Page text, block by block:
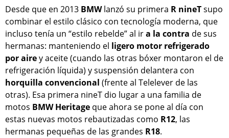
Desde que en 2013 BMWlanzó su primera R nineTsupo
combinar el estilo clásico con tecnología moderna, que
incluso tenía un “estilo rebelde” al ira la contra de sus
hermanas: manteniendo el ligero motor refrigerado
por airey aceite (cuando las otras bóxer montaron el de
refrigeración líquida) y suspensión delantera con
horquilla convencional (frente al Telelever de las
otras). Esa primera nineT dio lugar a una familia de
motos BMW Heritage que ahora se pone al día con
estas nuevas motos rebautizadas como R12, las
hermanas pequeñas de las grandes R18.